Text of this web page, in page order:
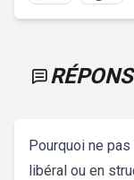
Pourquoi ne
libéral ou en